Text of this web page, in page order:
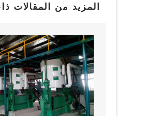
المزيد من المقالات